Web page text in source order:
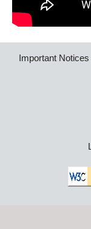
Important Notices